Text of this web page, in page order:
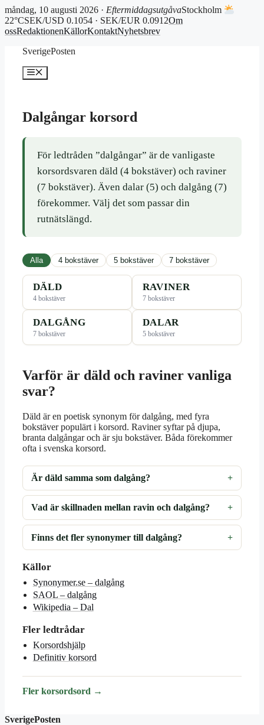
måndag, 10 augusti 2026 · EftermiddagsutgåvaStockholm
22°CSEK/USD 0.1054 · SEK/EUR 0.0912Om
ossRedaktionenKällorKontaktNyhetsbrev
SverigePosten
Meny
Dalgångar korsord
För ledtråden ”dalgångar” är de vanligaste
korsordsvaren däld (4 bokstäver) och raviner
(7 bokstäver). Även dalar (5) och dalgång (7)
förekommer. Välj det som passar din
rutnätslängd.
Alla 4 bokstäver 5 bokstäver 7 bokstäver
DÄLD
4 bokstäver
RAVINER
7 bokstäver
DALGÅNG
7 bokstäver
DALAR
5 bokstäver
Varför är däld och raviner vanliga
svar?
Däld är en poetisk synonym för dalgång, med fyra
bokstäver populärt i korsord. Raviner syftar på djupa,
branta dalgångar och är sju bokstäver. Båda förekommer
ofta i svenska korsord.
Är däld samma som dalgång?
Vad är skillnaden mellan ravin och dalgång?
Finns det fler synonymer till dalgång?
Källor
Synonymer.se – dalgång
SAOL – dalgång
Wikipedia – Dal
Fler ledtrådar
Korsordshjälp
Definitiv korsord
Fler korsordsord →
SverigePosten